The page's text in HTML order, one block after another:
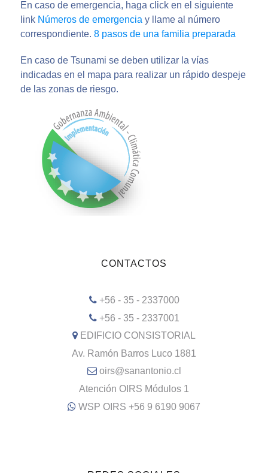
En caso de emergencia, haga click en el siguiente
link Números de emergencia y llame al número
correspondiente. 8 pasos de una familia preparada
En caso de Tsunami se deben utilizar la vías
indicadas en el mapa para realizar un rápido despeje
de las zonas de riesgo.
CONTACTOS
+56 - 35 - 2337000
+56 - 35 - 2337001
EDIFICIO CONSISTORIAL
Av. Ramón Barros Luco 1881
oirs@sanantonio.cl
Atención OIRS Módulos 1
WSP OIRS +56 9 6190 9067